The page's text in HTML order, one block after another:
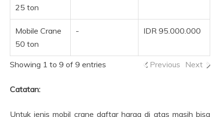
25 ton
Mobile Crane
50 ton
- IDR 95.000.000
Showing 1 to 9 of 9 entries Previous Next
Catatan:
Untuk jenis mobil crane daftar harga di atas masih bisa